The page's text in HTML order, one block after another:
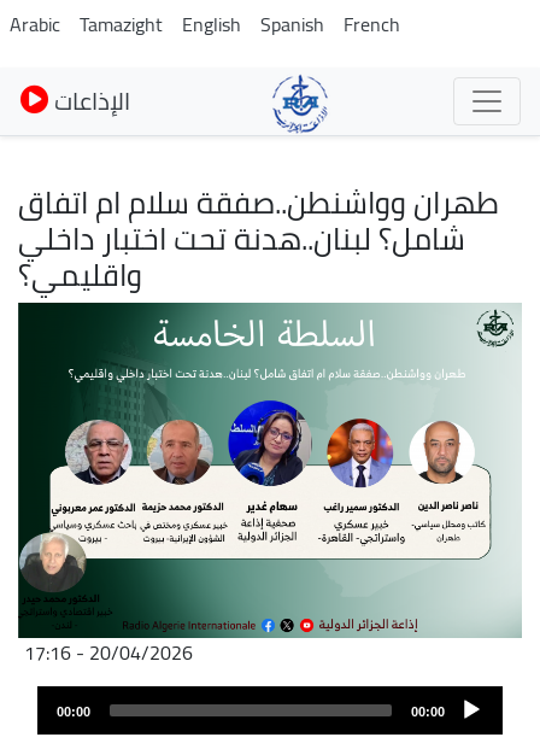
Skip
to
main
content
Arabic Tamazight English Spanish French
الإذاعات
طهران وواشنطن..صفقة سلام ام اتفاق
شامل؟ لبنان..هدنة تحت اختبار داخلي
واقليمي؟
Image
20/04/2026 - 17:16
Fichier
audio
00:00
00:00